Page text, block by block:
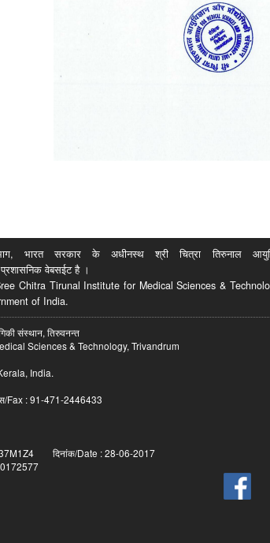
भारत सरकार के अधीनस्थ श्री चित्रा तिरुनाल
वेबसईट है ।
Chitra Tirunal Institute for Medical Sciences &
of India.
संस्थान, तिरुवनन्त
Sciences & Technology, Trivandrum
India.
Fax : 91-471-2446433
दिनांक/Date : 28-06-2017